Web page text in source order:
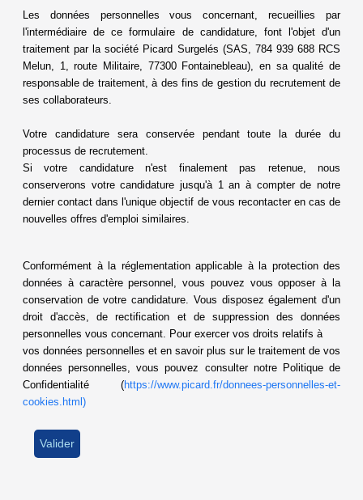
Les données personnelles vous concernant, recueillies par
l'intermédiaire de ce formulaire de candidature, font l'objet d'un
traitement par la société Picard Surgelés (SAS, 784 939 688 RCS
Melun, 1, route Militaire, 77300 Fontainebleau), en sa qualité de
responsable de traitement, à des fins de gestion du recrutement de
ses collaborateurs.
Votre candidature sera conservée pendant toute la durée du
processus de recrutement.
Si votre candidature n'est finalement pas retenue, nous
conserverons votre candidature jusqu'à 1 an à compter de notre
dernier contact dans l'unique objectif de vous recontacter en cas de
nouvelles offres d'emploi similaires.
Conformément à la réglementation applicable à la protection des
données à caractère personnel, vous pouvez vous opposer à la
conservation de votre candidature. Vous disposez également d'un
droit d'accès, de rectification et de suppression des données
personnelles vous concernant. Pour exercer vos droits relatifs à
vos données personnelles et en savoir plus sur le traitement de vos
données personnelles, vous pouvez consulter notre Politique de
Confidentialité (https://www.picard.fr/donnees-personnelles-et-
cookies.html)